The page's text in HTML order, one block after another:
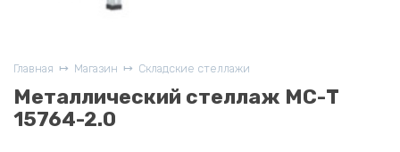
Главная Магазин Складские стеллажи
Металлический стеллаж МС-Т
15764-2.0